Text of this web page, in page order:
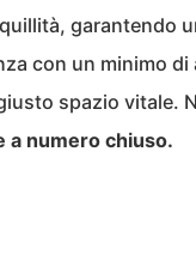
garantendo
con un minimo
spazio vitale.
a numero chiuso.